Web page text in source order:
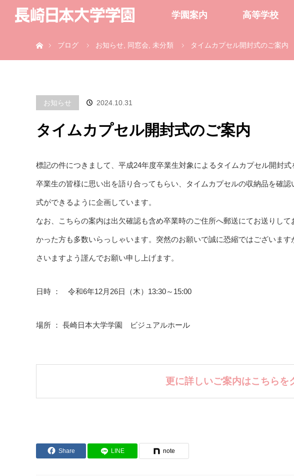
学園案内 高等学校
ブログ
お知らせ 同窓会 未分類 タイムカプセル開封式のご案内
お知らせ 2024.10.31
タイムカプセル開封式のご案内
標記の件につきまして、平成24年度卒業生対象によるタイムカプセル開封式
卒業生の皆様に思い出を語り合ってもらい、タイムカプセルの収納品を確
式ができるように企画しています。
なお、こちらの案内は出欠確認も含め卒業時のご住所へ郵送にてお送りし
かった方も多数いらっしゃいます。突然のお願いで誠に恐縮ではございま
さいますよう謹んでお願い申し上げます。
日時 ： 令和6年12月26日（木）13:30～15:00
場所 ： 長崎日本大学学園 ビジュアルホール
更に詳しいご案内はこちらを
Share LINE note